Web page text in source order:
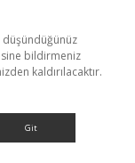
düşündüğünüz
bildirmeniz
kaldırılacaktır.